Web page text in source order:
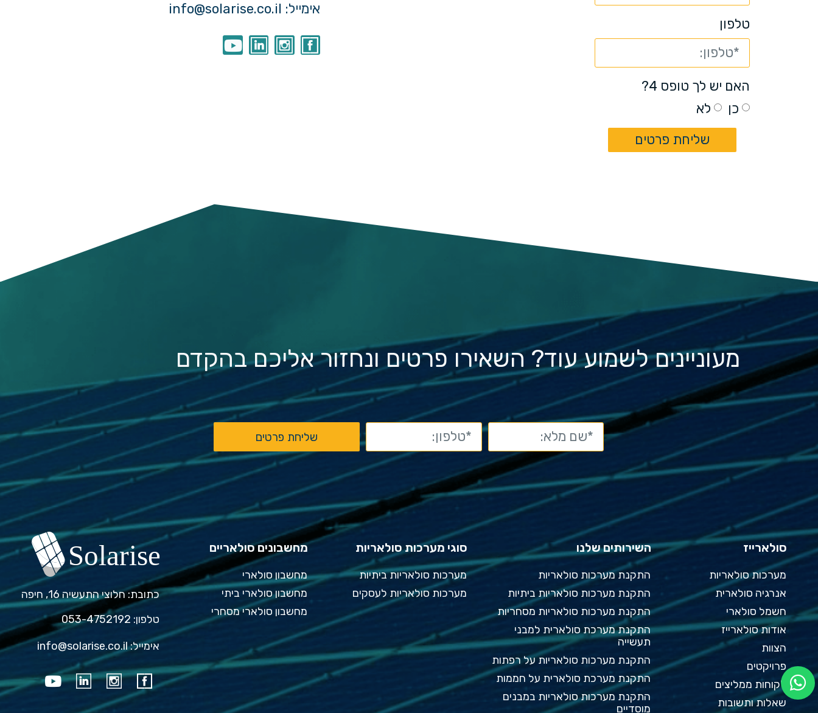
טלפון
האם יש לך טופס 4?
כן
לא
שליחת פרטים
אימייל: info@solarise.co.il
מעוניינים לשמוע עוד? השאירו פרטים ונחזור אליכם בהקדם
שליחת פרטים
סולארייז
מערכות סולאריות
אנרגיה סולארית
חשמל סולארי
אודות סולארייז
הצוות
פרויקטים
לקוחות ממליצים
שאלות ותשובות
השירותים שלנו
התקנת מערכות סולאריות
התקנת מערכות סולאריות ביתיות
התקנת מערכות סולאריות מסחריות
התקנת מערכת סולארית למבני
תעשייה
התקנת מערכות סולאריות על רפתות
התקנת מערכת סולארית על חממות
התקנת מערכות סולאריות במבנים
מוסדיים
סוגי מערכות סולאריות
מערכות סולאריות ביתיות
מערכות סולאריות לעסקים
מחשבונים סולאריים
מחשבון סולארי
מחשבון סולארי ביתי
מחשבון סולארי מסחרי
כתובת: חלוצי התעשיה 16, חיפה
טלפון: ⁦053-4752192⁩
אימייל:info@solarise.co.il